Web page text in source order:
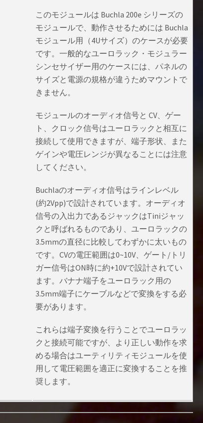
このモジュールは Buchla 200e シリーズの
モジュールで、動作させるためには Buchla
モジュール用（4Uサイズ）のケースが必要
です。一般的なユーロラック・モジュラー
シンセサイザー用のケースには、パネルの
サイズと電源の規格が違うためマウントで
きません。
モジュールのオーディオ信号と CV、ゲー
ト、クロック信号はユーロラックと相互に
接続して使用できますが、端子形状、また
ゲインや電圧レンジが異なることには注意
してください。
Buchlaのオーディオ信号はラインレベル
(約2Vpp)で設計されています。オーディオ
信号の入出力であるジャックはTiniジャッ
クと呼ばれるものであり、ユーロラックの
3.5mmの直径に比較してわずかに太いもの
です。CVの電圧範囲は0~10V、ゲート/トリ
ガー信号はON時に約+10Vで設計されてい
ます。バナナ端子をユーロラック用の
3.5mm端子にケーブルなどで変換をする必
要があります。
これらは端子変換を行うことでユーロラッ
クと接続可能ですが、より正しい動作を求
める場合はユーティリティモジュールを使
用して電圧範囲を適正に変換することを推
奨します。